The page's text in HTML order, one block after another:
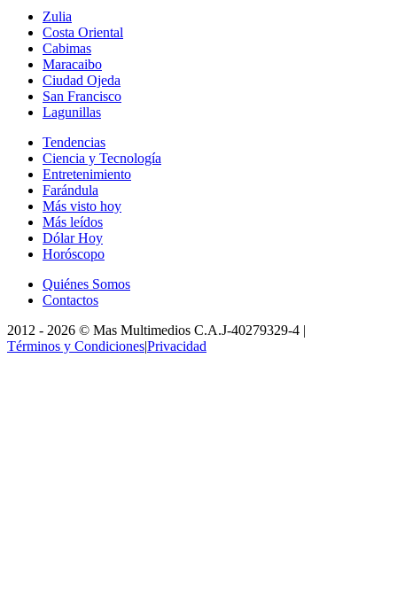
Zulia
Costa Oriental
Cabimas
Maracaibo
Ciudad Ojeda
San Francisco
Lagunillas
Tendencias
Ciencia y Tecnología
Entretenimiento
Farándula
Más visto hoy
Más leídos
Dólar Hoy
Horóscopo
Quiénes Somos
Contactos
2012 - 2026 © Mas Multimedios C.A.J-40279329-4 |
Términos y Condiciones|Privacidad